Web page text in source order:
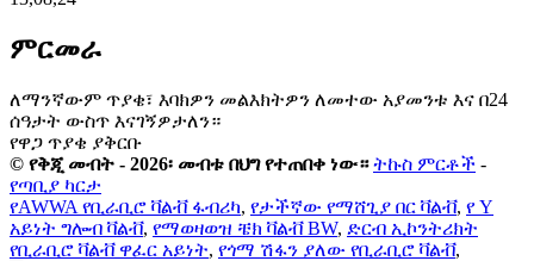
ምርመራ
ለማንኛውም ጥያቄ፣ እባክዎን መልእክትዎን ለመተው አያመንቱ እና በ24
ሰዓታት ውስጥ እናገኝዎታለን።
የዋጋ ጥያቄ ያቅርቡ
© የቅጂ መብት - 2026፡ መብቱ በህግ የተጠበቀ ነው። ትኩስ ምርቶች -
የጣቢያ ካርታ
የAWWA የቢራቢሮ ቫልቭ ፋብሪካ, የታችኛው የማሸጊያ በር ቫልቭ, የ Y
አይነት ግሎብ ቫልቭ, የማወዛወዝ ቼክ ቫልቭ BW, ድርብ ኢኮንትሪክት
የቢራቢሮ ቫልቭ ዋፈር አይነት, የጎማ ሽፋን ያለው የቢራቢሮ ቫልቭ,